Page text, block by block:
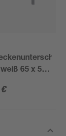
65 x 56
€